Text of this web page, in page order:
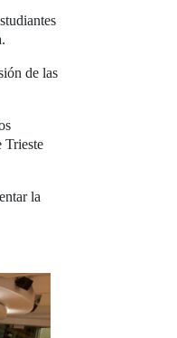
de las
Trieste
la